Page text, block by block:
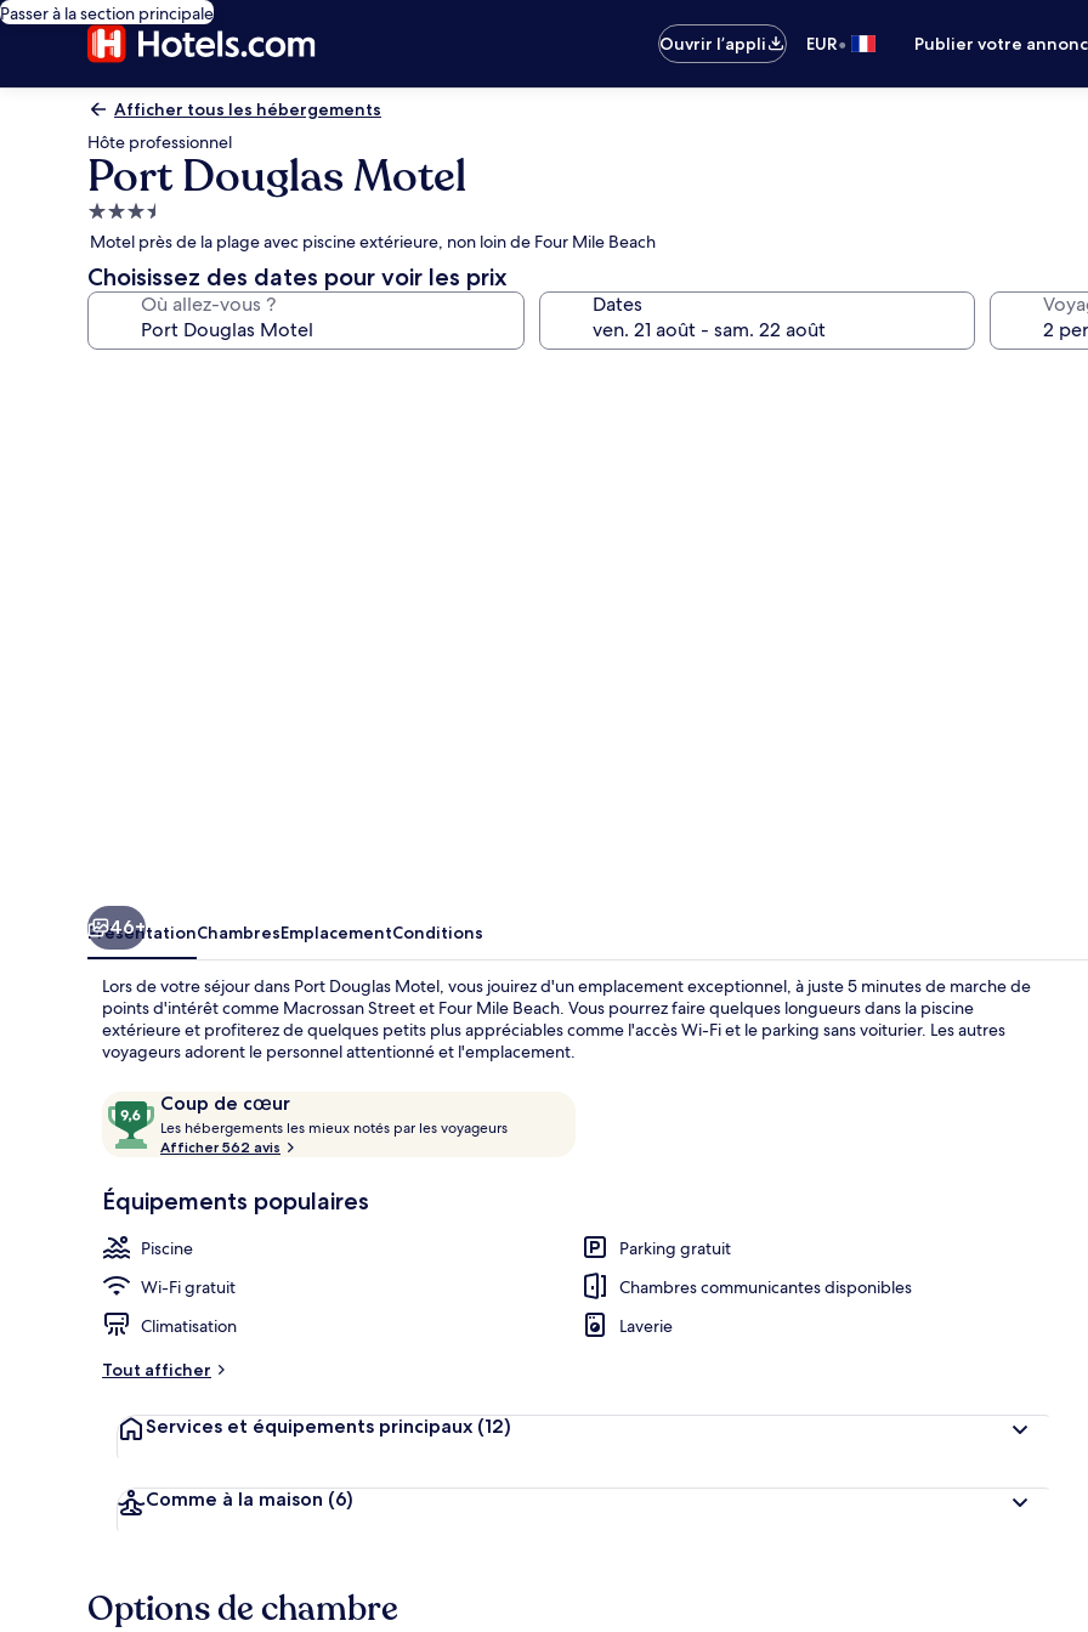
Passer à la section principale
Ouvrir l’appli
EUR• Publier votre
Afficher tous les hébergements
Hôte professionnel
Port Douglas Motel
Hébergement
3.5 étoiles
Motel près de la plage avec piscine extérieure, non loin de Four Mile Beach
Choisissez des dates pour voir les prix
Où allez-vous ? Dates
46+
PrésentationChambresEmplacementConditions
Lors de votre séjour dans Port Douglas Motel, vous jouirez d'un emplacement exceptionnel, à juste 5 minutes de marche de
points d'intérêt comme Macrossan Street et Four Mile Beach. Vous pourrez faire quelques longueurs dans la piscine
extérieure et profiterez de quelques petits plus appréciables comme l'accès Wi-Fi et le parking sans voiturier. Les autres
voyageurs adorent le personnel attentionné et l'emplacement.
Avis
voyageurs
Coup de cœur
9,6
sur
10,
de
Les hébergements les mieux notés par les voyageurs
n
Afficher 562 avis
Équipements populaires
Piscine
Parking gratuit
Wi-Fi gratuit
Chambres communicantes disponibles
Climatisation
Laverie
Tout afficher
Services et équipements principaux (12)
Comme à la maison (6)
Options de chambre